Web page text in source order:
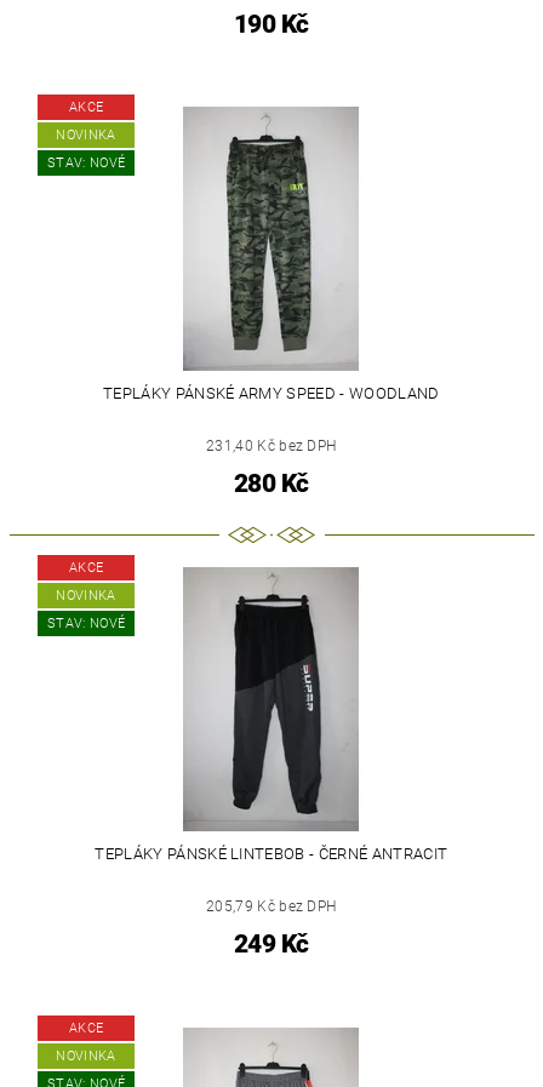
190 Kč
AKCE
NOVINKA
STAV: NOVÉ
TEPLÁKY PÁNSKÉ ARMY SPEED - WOODLAND
231,40 Kč bez DPH
280 Kč
AKCE
NOVINKA
STAV: NOVÉ
TEPLÁKY PÁNSKÉ LINTEBOB - ČERNÉ ANTRACIT
205,79 Kč bez DPH
249 Kč
AKCE
NOVINKA
STAV: NOVÉ